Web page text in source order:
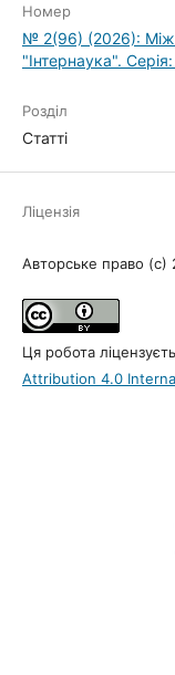
Номер
№ 2(96) (2026):
"Інтернаука".
Розділ
Статті
Ліцензія
Авторське право (c)
Ця робота
Attribution 4.0